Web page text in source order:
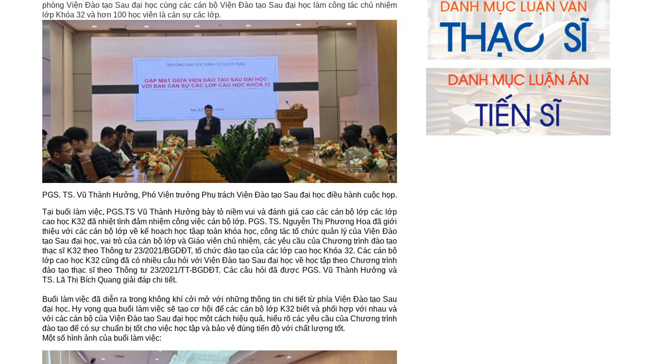
phòng Viện Đào tạo Sau đại học cùng các cán bộ Viện Đào tạo Sau đại học làm công tác chủ nhiệm
lớp Khóa 32 và hơn 100 học viên là cán sự các lớp.
PGS. TS. Vũ Thành Hưởng, Phó Viện trưởng Phụ trách Viện Đào tạo Sau đại học điều hành cuộc họp.
Tại buổi làm việc, PGS.TS Vũ Thành Hưởng bày tỏ niềm vui và đánh giá cao các cán bộ lớp các lớp
cao học K32 đã nhiệt tình đảm nhiệm công việc cán bộ lớp. PGS. TS. Nguyễn Thị Phương Hoa đã giới
thiệu với các cán bộ lớp về kế hoạch học tậạp toàn khóa học, công tác tổ chức quản lý của Viện Đào
tạo Sau đại học, vai trò của cán bộ lớp và Giáo viên chủ nhiệm, các yêu cầu của Chương trình đào tạo
thạc sĩ K32 theo Thông tư 23/2021/BGDĐT, tổ chức đào tạo của các lớp cao học Khóa 32. Các cán bộ
lớp cao học K32 cũng đã có nhiều câu hỏi với Viện Đào tạo Sau đại học về học tập theo Chương trình
đào tạo thạc sĩ theo Thông tư 23/2021/TT-BGDĐT. Các câu hỏi đã được PGS. Vũ Thành Hưởng và
TS. Lã Thị Bích Quang giải đáp chi tiết.
Buổi làm việc đã diễn ra trong không khí cởi mở với những thông tin chi tiết từ phía Viện Đào tạo Sau
đại học. Hy vọng qua buổi làm việc sẽ tạo cơ hội để các cán bộ lớp K32 biết và phối hợp với nhau và
với các cán bộ của Viện Đào tạo Sau đại học một cách hiệu quả, hiểu rõ các yêu cầu của Chương trình
đào tạo để có sự chuẩn bị tốt cho việc học tập và bảo vệ đúng tiến độ với chất lượng tốt.
Một số hình ảnh của buổi làm việc: